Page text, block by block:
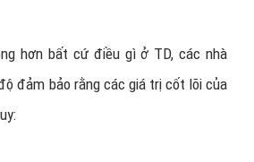
hơn bất cứ điều gì ở TD, các nhà
đảm bảo rằng các giá trị cốt lõi của